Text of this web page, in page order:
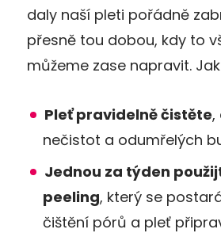
daly naší pleti pořádně
přesně tou dobou, kdy to
můžeme zase napravit.
Pleť pravidelně čistěte,
nečistot a odumřelých
Jednou za týden
peeling, který se
čištění pórů a pleť